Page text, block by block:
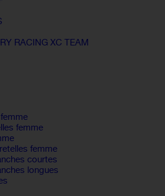
RACING XC TEAM
femme
femme
courtes
longues